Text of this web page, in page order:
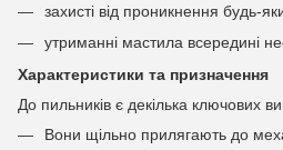
захисті від проникнення будь-
утриманні мастила всередині
Характеристики та призначення
До пильників є декілька ключових
Вони щільно прилягають до